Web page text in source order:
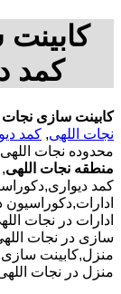
کمد
کابینت سازی نجات
نجات اللهی, کمد
محدوده نجات
منطقه نجات اللهی
کمد
ادارات در نجات
سازی در نجات
منزل,کابینت
منزل در نجات